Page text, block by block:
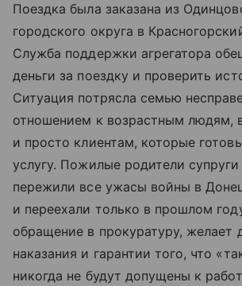
Поездка была заказана из
городского округа в
Служба поддержки агрегатора
деньги за поездку и проверить
Ситуация потрясла семью
отношением к возрастным людям,
и просто клиентам, которые
услугу. Пожилые родители
пережили все ужасы войны в
и переехали только в прошлом
обращение в прокуратуру, желает
наказания и гарантии того, что
никогда не будут допущены к